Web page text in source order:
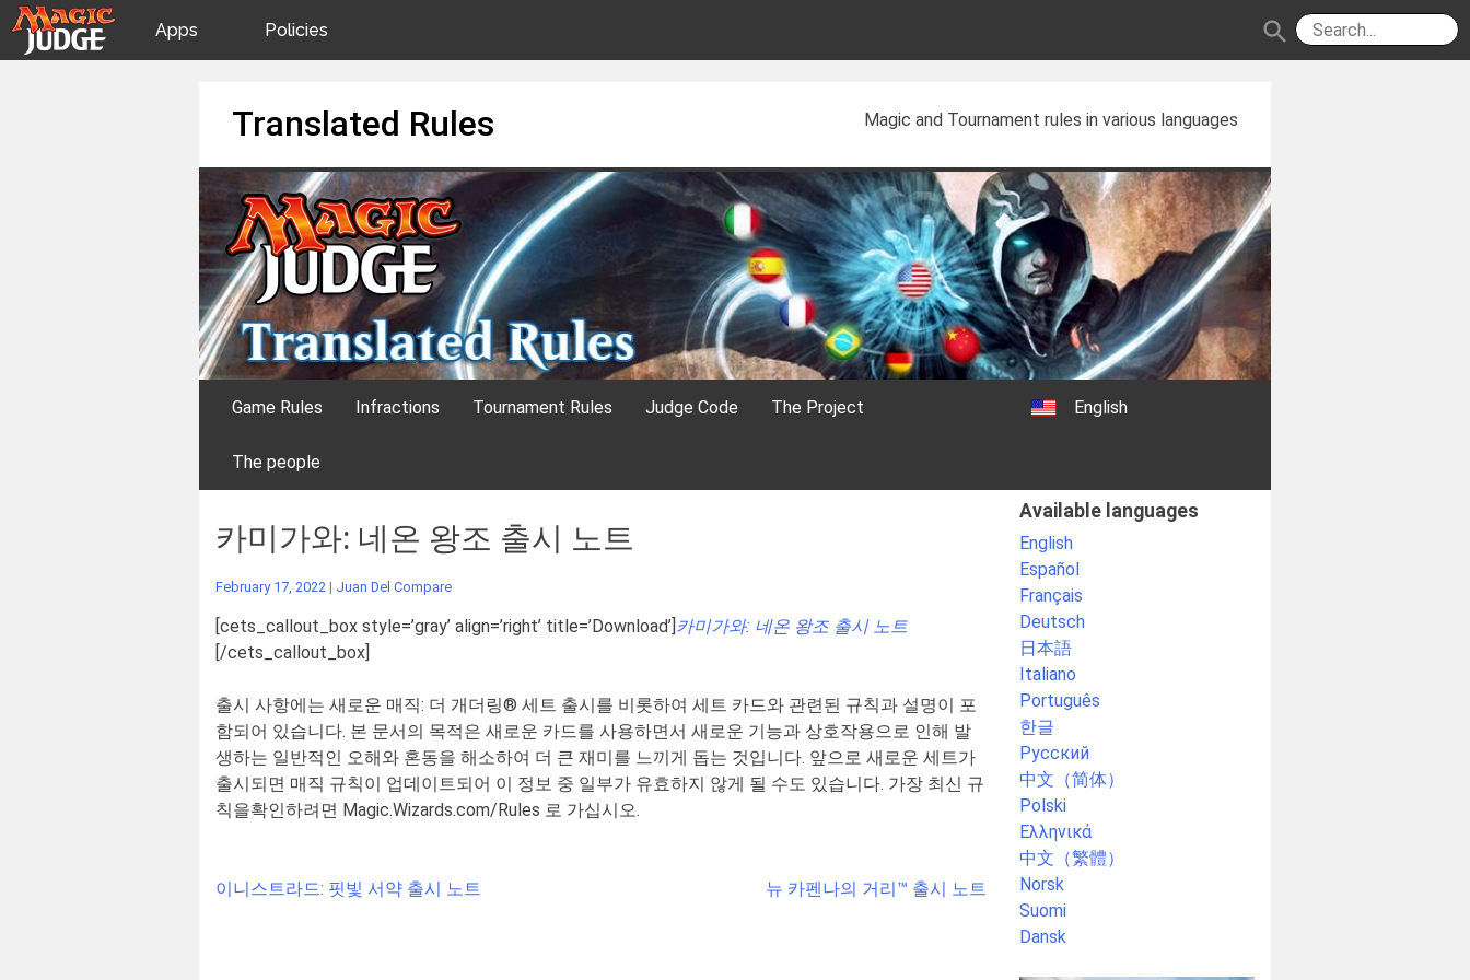
Apps Policies search
Translated Rules Magic and Tournament rules in various languages
Game Rules Infractions Tournament Rules Judge Code The Project
The people
English
카미가와: 네온 왕조 출시 노트
February 17, 2022 | Juan Del Compare
[cets_callout_box style=’gray’ align=’right’ title=’Download’] 카미가와: 네온 왕조 출시 노트
[/cets_callout_box]
출시 사항에는 새로운 매직: 더 개더링® 세트 출시를 비롯하여 세트 카드와 관련된 규칙과 설명이 포
함되어 있습니다. 본 문서의 목적은 새로운 카드를 사용하면서 새로운 기능과 상호작용으로 인해 발
생하는 일반적인 오해와 혼동을 해소하여 더 큰 재미를 느끼게 돕는 것입니다. 앞으로 새로운 세트가
출시되면 매직 규칙이 업데이트되어 이 정보 중 일부가 유효하지 않게 될 수도 있습니다. 가장 최신 규
칙을확인하려면 Magic.Wizards.com/Rules 로 가십시오.
Post
이니스트라드: 핏빛 서약 출시 노트 뉴 카펜나의 거리™ 출시 노트
Available languages
English
Español
Français
Deutsch
日本語
Italiano
Português
한글
Русский
中文（简体）
Polski
Ελληνικά
中文（繁體）
Norsk
Suomi
Dansk